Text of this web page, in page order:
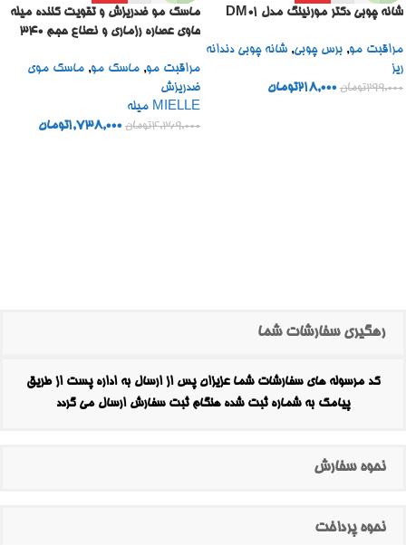
شانه چوبی دکتر مورنینگ مدل DM01
مراقبت مو, برس چوبی, شانه چوبی دندانه
ریز
299,000تومان 218,000تومان
ماسک مو ضدریزش و تقویت کننده میله
حاوی عصاره رزماری و نعناع حجم 340
مراقبت مو, ماسک مو, ماسک موی
ضدریزش
MIELLE میله
4,269,000تومان 1,738,000تومان
رهگیری سفارشات شما
کد مرسوله های سفارشات شما عزیزان پس از ارسال به اداره پست از طریق
پیامک به شماره ثبت شده هنگام ثبت سفارش ارسال می گردد
نحوه سفارش
نحوه پرداخت